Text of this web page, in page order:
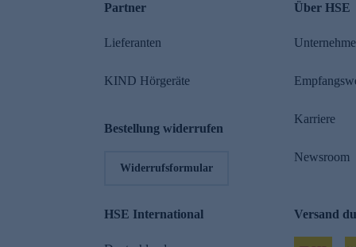
Partner
Lieferanten
KIND Hörgeräte
Bestellung widerrufen
Widerrufsformular
Über HSE
Karriere
Newsroom
HSE International Versand